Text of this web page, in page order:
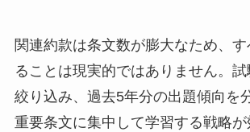
関連約款は条文数が膨大なため、
ることは現実的ではありません。
絞り込み、過去5年分の出題傾向を
重要条文に集中して学習する戦略が